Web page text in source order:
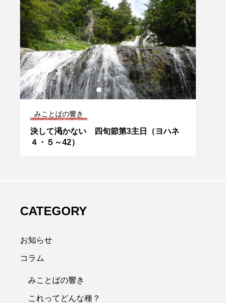
これってどんな種？
小さな捧げ物という種 年間第17主日（ヨ
ハネ6・1〜15）
CATEGORY
お知らせ
コラム
みことばの響き
これってどんな種？